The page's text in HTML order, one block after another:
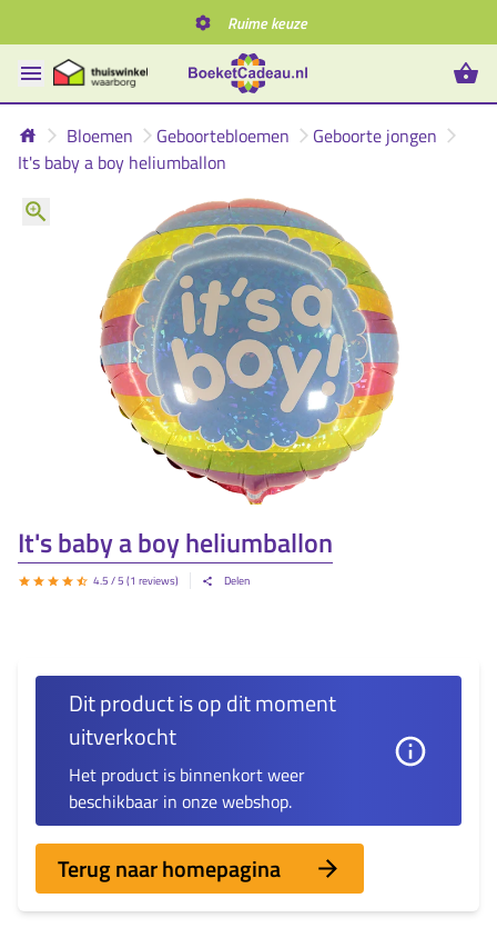
Ruime keuze
Bloemen Geboortebloemen
Geboorte jongen
It's baby a boy heliumballon
It's baby a boy heliumballon
4.5 / 5 (1 reviews) Delen
Dit product is op dit moment
uitverkocht
Het product is binnenkort weer
beschikbaar in onze webshop.
Terug naar homepagina